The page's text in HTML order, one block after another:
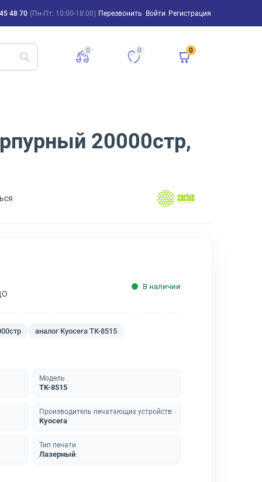
48 70 (Пн-Пт: 10:00-18:00) Перезвонить Войти Регистрация
0 0 0
20000стр,
В наличии
аналог Kyocera TK-8515
Модель
TK-8515
Производитель печатающих устройств
Kyocera
Тип печати
Лазерный